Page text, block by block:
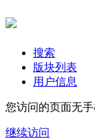
搜索
版块列表
用户信息
您访问的页面无
继续访问